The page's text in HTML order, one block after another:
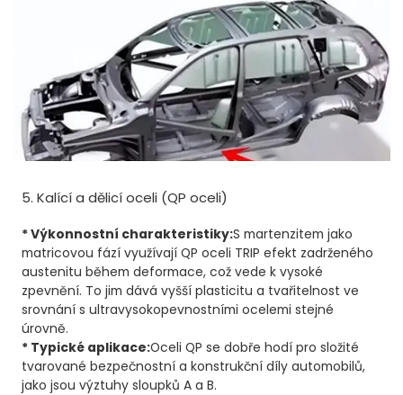
5. Kalící a dělicí oceli (QP oceli)
* Výkonnostní charakteristiky:S martenzitem jako
matricovou fází využívají QP oceli TRIP efekt zadrženého
austenitu během deformace, což vede k vysoké
zpevnění. To jim dává vyšší plasticitu a tvařitelnost ve
srovnání s ultravysokopevnostními ocelemi stejné
úrovně.
* Typické aplikace:Oceli QP se dobře hodí pro složité
tvarované bezpečnostní a konstrukční díly automobilů,
jako jsou výztuhy sloupků A a B.